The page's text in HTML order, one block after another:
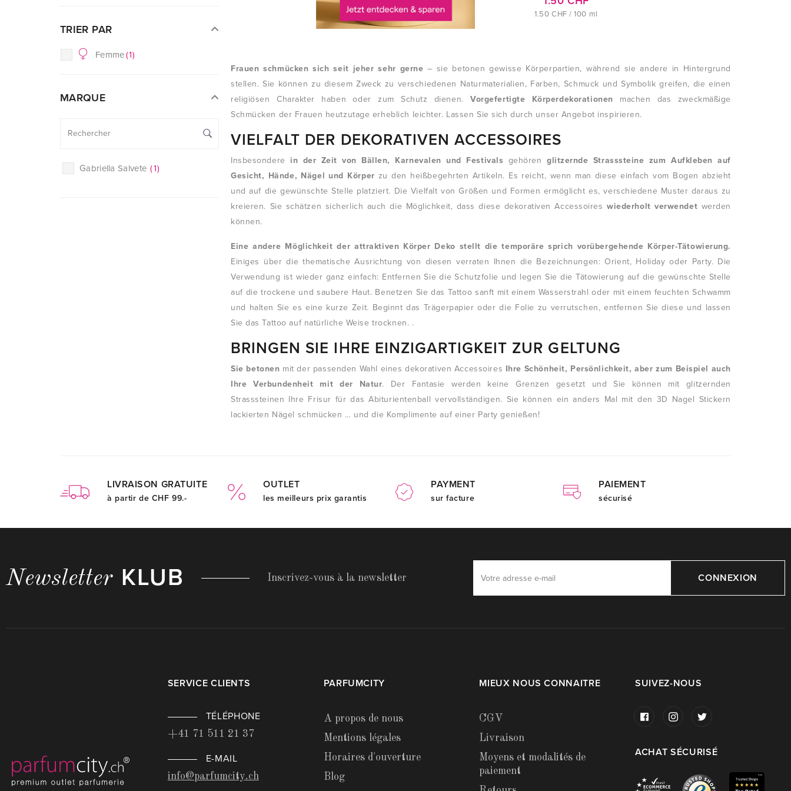
TRIER PAR
Femme(1)
MARQUE
Gabriella Salvete (1)
1.50 CHF / 100 ml
Frauen schmücken sich seit jeher sehr gerne – sie betonen gewisse Körperpartien, während sie andere in Hintergrund
stellen. Sie können zu diesem Zweck zu verschiedenen Naturmaterialien, Farben, Schmuck und Symbolik greifen, die einen
religiösen Charakter haben oder zum Schutz dienen.Vorgefertigte Körperdekorationen machen das zweckmäßige
Schmücken der Frauen heutzutage erheblich leichter. Lassen Sie sich durch unser Angebot inspirieren.
VIELFALT DER DEKORATIVEN ACCESSOIRES
Insbesondere in der Zeit von Bällen, Karnevalen und Festivals gehören glitzernde Strasssteine zum Aufkleben auf
Gesicht, Hände, Nägel und Körper zu den heißbegehrten Artikeln. Es reicht, wenn man diese einfach vom Bogen abzieht
und auf die gewünschte Stelle platziert. Die Vielfalt von Größen und Formen ermöglicht es, verschiedene Muster daraus zu
kreieren. Sie schätzen sicherlich auch die Möglichkeit, dass diese dekorativen Accessoireswiederholt verwendet werden
können.
Eine andere Möglichkeit der attraktiven Körper Deko stellt die temporäre sprich vorübergehende Körper-Tätowierung.
Einiges über die thematische Ausrichtung von diesen verraten Ihnen die Bezeichnungen: Orient, Holiday oder Party. Die
Verwendung ist wieder ganz einfach: Entfernen Sie die Schutzfolie und legen Sie die Tätowierung auf die gewünschte Stelle
auf die trockene und saubere Haut. Benetzen Sie das Tattoo sanft mit einem Wasserstrahl oder mit einem feuchten Schwamm
und halten Sie es eine kurze Zeit. Beginnt das Trägerpapier oder die Folie zu verrutschen, entfernen Sie diese und lassen
Sie das Tattoo auf natürliche Weise trocknen. .
BRINGEN SIE IHRE EINZIGARTIGKEIT ZUR GELTUNG
Sie betonen mit der passenden Wahl eines dekorativen Accessoires Ihre Schönheit, Persönlichkeit, aber zum Beispiel auch
Ihre Verbundenheit mit der Natur. Der Fantasie werden keine Grenzen gesetzt und Sie können mit glitzernden
Strasssteinen Ihre Frisur für das Abiturientenball vervollständigen. Sie können ein anders Mal mit den 3D Nagel Stickern
lackierten Nägel schmücken … und die Komplimente auf einer Party genießen!
LIVRAISON GRATUITE
à partir de CHF 99.-
OUTLET
les meilleurs prix garantis
PAYMENT
sur facture
PAIEMENT
sécurisé
Newsletter KLUB Inscrivez-vous à la newsletter CONNEXION
SERVICE CLIENTS
TÉLÉPHONE
+41 71 511 21 37
E-MAIL
info@parfumcity.ch
PARFUMCITY
A propos de nous
Mentions légales
Horaires d'ouverture
Blog
MIEUX NOUS CONNAITRE
CGV
Livraison
Moyens et modalités de
paiement
SUIVEZ-NOUS
ACHAT SÉCURISÉ